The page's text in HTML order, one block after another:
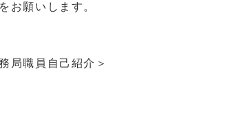
お願いします。
局職員自己紹介＞